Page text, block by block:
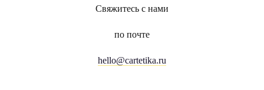
Свяжитесь с нами
по почте
hello@cartetika.ru